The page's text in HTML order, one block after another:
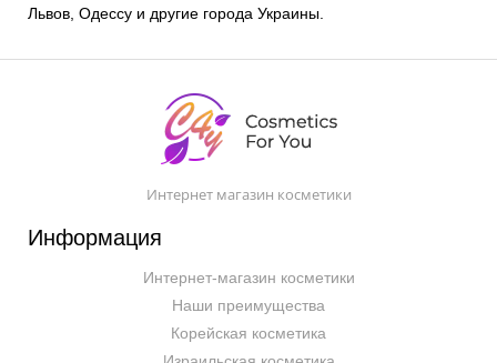
Львов, Одессу и другие города Украины.
Интернет магазин косметики
Информация
Интернет-магазин косметики
Наши преимущества
Корейская косметика